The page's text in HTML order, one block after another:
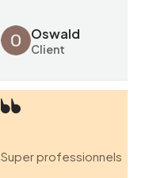
Oswald
Client
Super professionnels